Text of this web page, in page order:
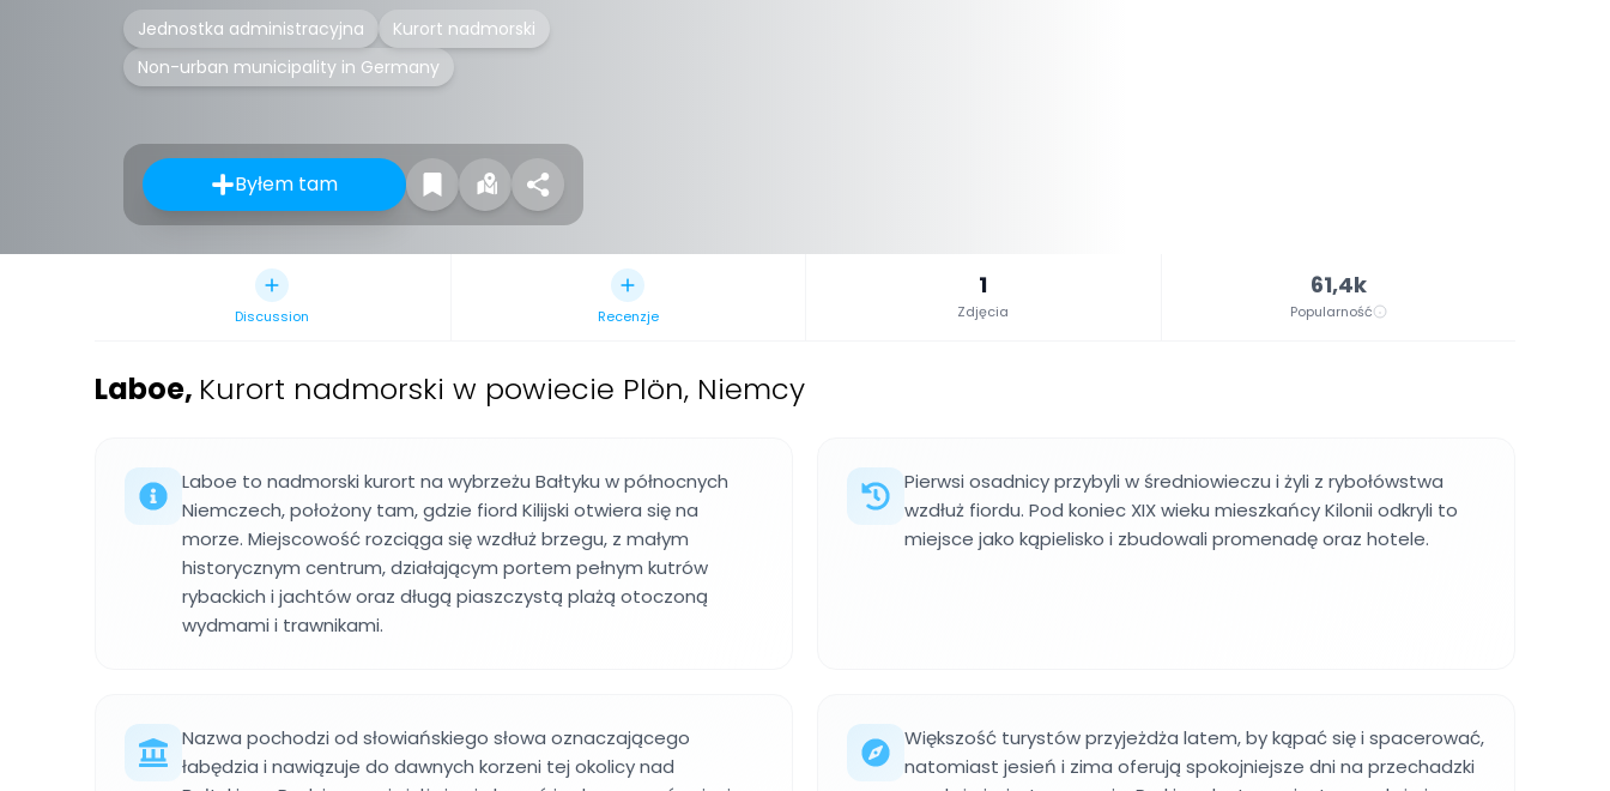
Jednostka administracyjna
Kurort nadmorski
Non-urban municipality in Germany
Byłem tam
Discussion Recenzje
1
Zdjęcia
61,4k
Popularność
Laboe, Kurort nadmorski w powiecie Plön, Niemcy
Laboe to nadmorski kurort na wybrzeżu Bałtyku w północnych
Niemczech, położony tam, gdzie fiord Kilijski otwiera się na
morze. Miejscowość rozciąga się wzdłuż brzegu, z małym
historycznym centrum, działającym portem pełnym kutrów
rybackich i jachtów oraz długą piaszczystą plażą otoczoną
wydmami i trawnikami.
Pierwsi osadnicy przybyli w średniowieczu i żyli z rybołówstwa
wzdłuż fiordu. Pod koniec XIX wieku mieszkańcy Kilonii odkryli to
miejsce jako kąpielisko i zbudowali promenadę oraz hotele.
Nazwa pochodzi od słowiańskiego słowa oznaczającego
łabędzia i nawiązuje do dawnych korzeni tej okolicy nad
Większość turystów przyjeżdża latem, by kąpać się i spacerować,
natomiast jesień i zima oferują spokojniejsze dni na przechadzki